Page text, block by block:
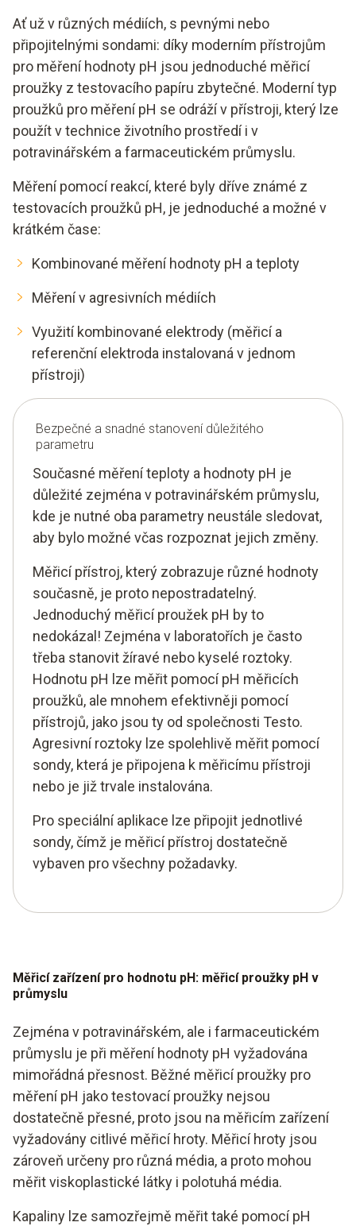
Ať už v různých médiích, s pevnými nebo
připojitelnými sondami: díky moderním přístrojům
pro měření hodnoty pH jsou jednoduché měřicí
proužky z testovacího papíru zbytečné. Moderní typ
proužků pro měření pH se odráží v přístroji, který lze
použít v technice životního prostředí i v
potravinářském a farmaceutickém průmyslu.
Měření pomocí reakcí, které byly dříve známé z
testovacích proužků pH, je jednoduché a možné v
krátkém čase:
Kombinované měření hodnoty pH a teploty
Měření v agresivních médiích
Využití kombinované elektrody (měřicí a
referenční elektroda instalovaná v jednom
přístroji)
Bezpečné a snadné stanovení důležitého
parametru
Současné měření teploty a hodnoty pH je
důležité zejména v potravinářském průmyslu,
kde je nutné oba parametry neustále sledovat,
aby bylo možné včas rozpoznat jejich změny.
Měřicí přístroj, který zobrazuje různé hodnoty
současně, je proto nepostradatelný.
Jednoduchý měřicí proužek pH by to
nedokázal! Zejména v laboratořích je často
třeba stanovit žíravé nebo kyselé roztoky.
Hodnotu pH lze měřit pomocí pH měřicích
proužků, ale mnohem efektivněji pomocí
přístrojů, jako jsou ty od společnosti Testo.
Agresivní roztoky lze spolehlivě měřit pomocí
sondy, která je připojena k měřicímu přístroji
nebo je již trvale instalována.
Pro speciální aplikace lze připojit jednotlivé
sondy, čímž je měřicí přístroj dostatečně
vybaven pro všechny požadavky.
Měřicí zařízení pro hodnotu pH: měřicí proužky pH v
průmyslu
Zejména v potravinářském, ale i farmaceutickém
průmyslu je při měření hodnoty pH vyžadována
mimořádná přesnost. Běžné měřicí proužky pro
měření pH jako testovací proužky nejsou
dostatečně přesné, proto jsou na měřicím zařízení
vyžadovány citlivé měřicí hroty. Měřicí hroty jsou
zároveň určeny pro různá média, a proto mohou
měřit viskoplastické látky i polotuhá média.
Kapaliny lze samozřejmě měřit také pomocí pH